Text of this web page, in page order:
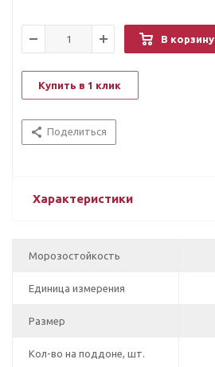
В корзину
Купить в 1 клик
Поделиться
Характеристики
Морозостойкость
Единица измерения
Размер
Кол-во на поддоне, шт.